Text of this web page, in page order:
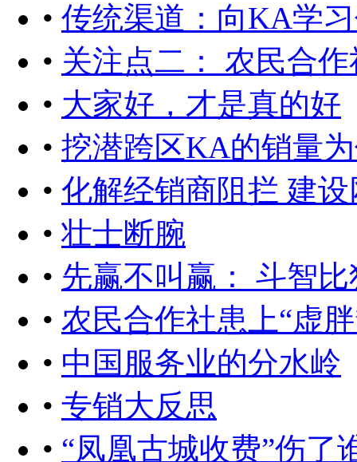
• 传统渠道：向KA学
• 关注点二： 农民合
• 大家好，才是真的好
• 挖潜跨区KA的销量
• 化解经销商阻拦 建
•壮士断腕
• 先赢不叫赢： 斗智
• 农民合作社患上“虚
• 中国服务业的分水岭
• 专销大反思
• “凤凰古城收费”伤了